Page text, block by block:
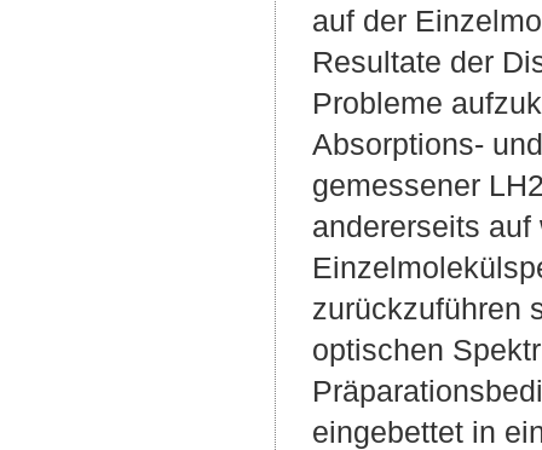
auf der
Resultate der
Probleme
Absorptions-
gemessener
andererseits
zurückzuführen
optischen
eingebettet in